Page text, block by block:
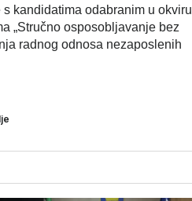
s kandidatima odabranim u okviru
„Stručno osposobljavanje bez
radnog odnosa nezaposlenih